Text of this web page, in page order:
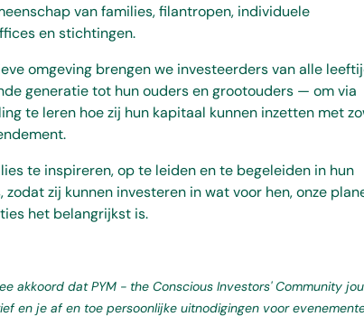
van families, filantropen, individuele
en stichtingen.
omgeving brengen we investeerders van alle
generatie tot hun ouders en grootouders — om via
te leren hoe zij hun kapitaal kunnen inzetten met
te inspireren, op te leiden en te begeleiden in hun
zij kunnen investeren in wat voor hen, onze
het belangrijkst is.
akkoord dat PYM - the Conscious Investors' Community
en je af en toe persoonlijke uitnodigingen voor